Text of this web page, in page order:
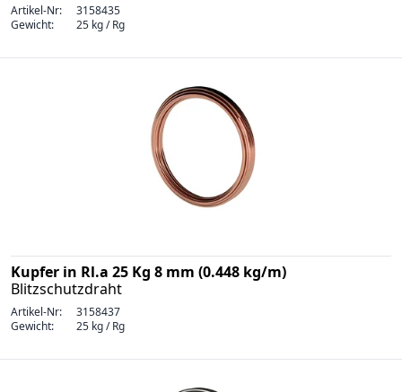
Artikel-Nr:
3158435
Gewicht:
25 kg / Rg
Kupfer in Rl.a 25 Kg 8 mm (0.448 kg/m)
Blitzschutzdraht
Artikel-Nr:
3158437
Gewicht:
25 kg / Rg